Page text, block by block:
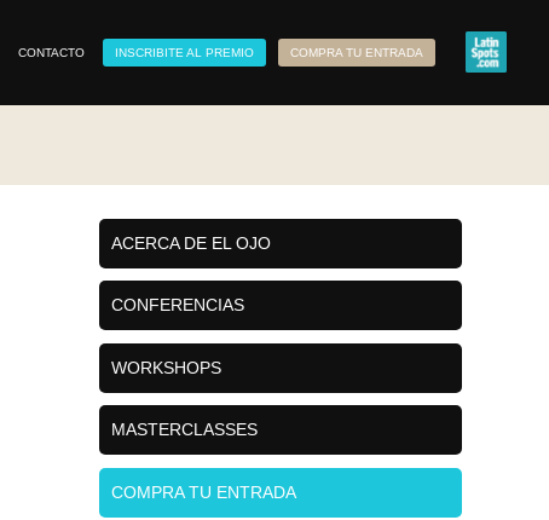
CONTACTO INSCRIBITE AL PREMIO COMPRA TU ENTRADA
ACERCA DE EL OJO
CONFERENCIAS
WORKSHOPS
MASTERCLASSES
COMPRA TU ENTRADA